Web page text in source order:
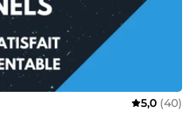
5,0 (40)